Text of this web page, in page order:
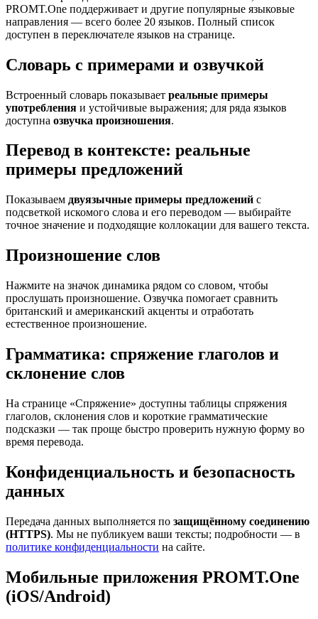
PROMT.One поддерживает и другие популярные языковые
направления — всего более 20 языков. Полный список
доступен в переключателе языков на странице.
Словарь с примерами и озвучкой
Встроенный словарь показывает реальные примеры
употребления и устойчивые выражения; для ряда языков
доступна озвучка произношения.
Перевод в контексте: реальные
примеры предложений
Показываем двуязычные примеры предложений с
подсветкой искомого слова и его переводом — выбирайте
точное значение и подходящие коллокации для вашего текста.
Произношение слов
Нажмите на значок динамика рядом со словом, чтобы
прослушать произношение. Озвучка помогает сравнить
британский и американский акценты и отработать
естественное произношение.
Грамматика: спряжение глаголов и
склонение слов
На странице «Спряжение» доступны таблицы спряжения
глаголов, склонения слов и короткие грамматические
подсказки — так проще быстро проверить нужную форму во
время перевода.
Конфиденциальность и безопасность
данных
Передача данных выполняется по защищённому соединению
(HTTPS). Мы не публикуем ваши тексты; подробности — в
политике конфиденциальности на сайте.
Мобильные приложения PROMT.One
(iOS/Android)